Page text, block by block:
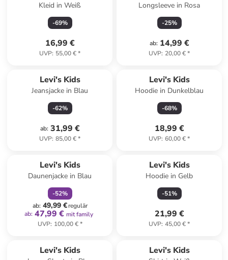
Kleid in Weiß
-69%
16,99 €
UVP: 55,00 €*
Longsleeve in Rosa
-25%
ab: 14,99 €
UVP: 20,00 €*
Levi's Kids
Jeansjacke in Blau
-62%
ab: 31,99 €
UVP: 85,00 €*
Levi's Kids
Hoodie in Dunkelblau
-68%
18,99 €
UVP: 60,00 €*
Levi's Kids
Daunenjacke in Blau
-52%
ab: 49,99 €regulär
ab: 47,99 € mit family
UVP: 100,00 €*
Levi's Kids
Hoodie in Gelb
-51%
21,99 €
UVP: 45,00 €*
Levi's Kids Levi's Kids